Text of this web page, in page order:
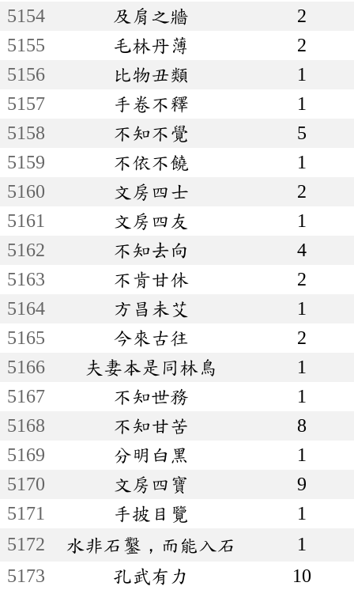
5154
及肩之牆
2
5155
毛林丹薄
2
5156
比物丑類
1
5157
手卷不釋
1
5158
不知不覺
5
5159
不依不饒
1
5160
文房四士
2
5161
文房四友
1
5162
不知去向
4
5163
不肯甘休
2
5164
方昌未艾
1
5165
今來古往
2
5166
夫妻本是同林鳥
1
5167
不知世務
1
5168
不知甘苦
8
5169
分明白黑
1
5170
文房四寶
9
5171
手披目覽
1
5172
水非石鑿，而能入石
1
5173
孔武有力
10